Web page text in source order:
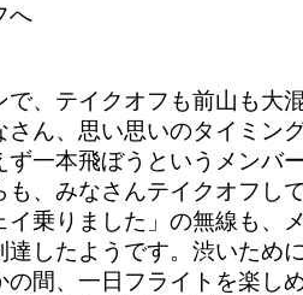
へ
で、テイクオフも前山も大
さん、思い思いのタイミン
ず一本飛ぼうというメンバ
も、みなさんテイクオフし
イ乗りました」の無線も
達したようです。渋いため
の間、一日フライトを楽